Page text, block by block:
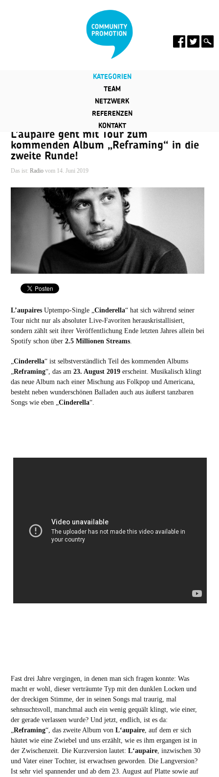
KATEGORIEN
TEAM
NETZWERK
REFERENZEN
KONTAKT
L’aupaire geht mit Tour zum
kommenden Album „Reframing“ in die
zweite Runde!
Das ist: Radiovom 14. Juni 2019
L’aupairesUptempo-Single „ Cinderella“ hat sich während seiner
Tour nicht nur als absoluter Live-Favoriten herauskristallisiert,
sondern zählt seit ihrer Veröffentlichung Ende letzten Jahres allein bei
Spotify schon über 2.5 Millionen Streams.
Cinderella“ ist selbstverständlich Teil des kommenden Albums
Reframing“, das am 23. August 2019erscheint. Musikalisch klingt
das neue Album nach einer Mischung aus Folkpop und Americana,
besteht neben wunderschönen Balladen auch aus äußerst tanzbaren
Songs wie eben „ Cinderella“.
Fast drei Jahre vergingen, in denen man sich fragen konnte: Was
macht er wohl, dieser verträumte Typ mit den dunklen Locken und
der dreckigen Stimme, der in seinen Songs mal traurig, mal
sehnsuchtsvoll, manchmal auch ein wenig gequält klingt, wie einer,
der gerade verlassen wurde? Und jetzt, endlich, ist es da:
„Reframing“, das zweite Album von L‘aupaire, auf dem er sich
häutet wie eine Zwiebel und uns erzählt, wie es ihm ergangen ist in
der Zwischenzeit. Die Kurzversion lautet: L‘aupaire, inzwischen 30
und Vater einer Tochter, ist erwachsen geworden. Die Langversion?
Ist sehr viel spannender und ab dem 23. August auf Platte sowie auf